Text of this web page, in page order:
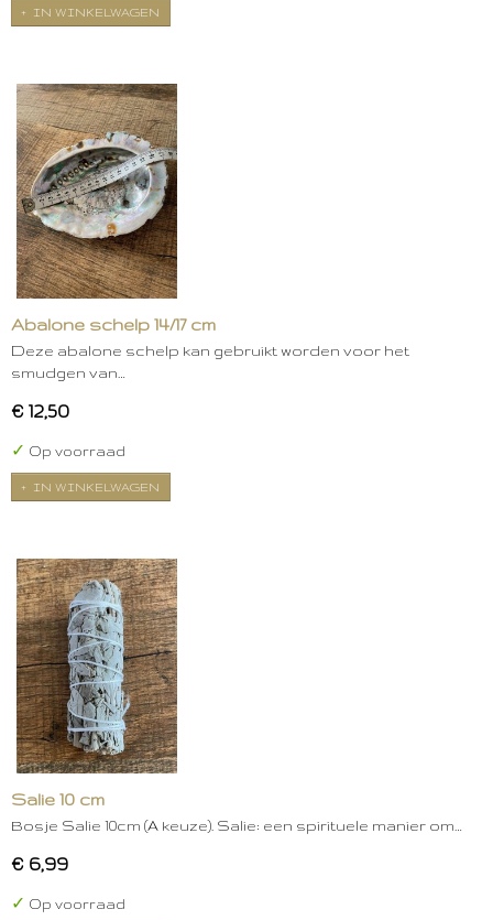
IN WINKELWAGEN
Abalone schelp 14/17 cm
Deze abalone schelp kan gebruikt worden voor het
smudgen van…
€ 12,50
✓ Op voorraad
IN WINKELWAGEN
Salie 10 cm
Bosje Salie 10cm (A keuze). Salie: een spirituele manier om…
€ 6,99
✓ Op voorraad